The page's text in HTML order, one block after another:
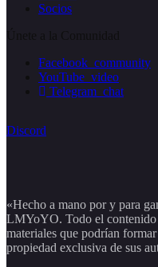
Socios
Facebook_community
YouTube_video
Telegram_chat
Discord
«Hecho a mano por y para
LMYoYO. Todo el contenido
materiales que podrían
propiedad exclusiva de sus